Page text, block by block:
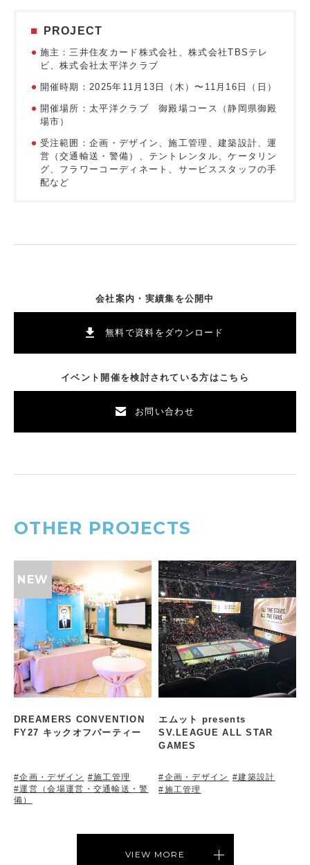
PROJECT
施主：三井住友カード株式会社、株式会社TBSテレ
ビ、株式会社太平洋クラブ
開催時期：2025年11月13日（木）〜11月16日（日）
開催場所：太平洋クラブ 御殿場コース（静岡県御殿
場市）
受注範囲：企画・デザイン、施工管理、建築設計、運
営（交通輸送・警備）、テントレンタル、ケータリン
グ、フラワーコーディネート、サービススタッフの手
配など
会社案内・実績集を公開中
無料で資料をダウンロード
イベント開催を検討されている方はこちら
お問い合わせ
OTHER PROJECTS
DREAMERS CONVENTION
FY27 キックオフパーティー
#企画・デザイン #施工管理
#運営（会場運営・交通輸送・警
備）
エムット presents
SV.LEAGUE ALL STAR
GAMES
#企画・デザイン #建築設計
#施工管理
VIEW MORE